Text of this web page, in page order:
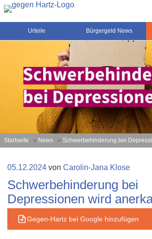
Zum
Inhalt
springen
Gegen-Hartz.de – Sozialrecht, Rente,
Urteile, News und Ratgeber rund um
Grundsicherung und Rente
Urteile Bürgergeld News
Startseite » News » Schwerbehinderung bei
Veröffentlicht
05.12.2024 von Carolin-Jana Klose
Schwerbehinderung bei
Depressionen wird
Gegen-Hartz bei Google hinzufügen